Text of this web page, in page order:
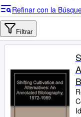
Búsqueda avanzada
Colecciones
Arte y coleccionismo
Vendedores
Comenzar a vender
Refinar con la
Filtrar